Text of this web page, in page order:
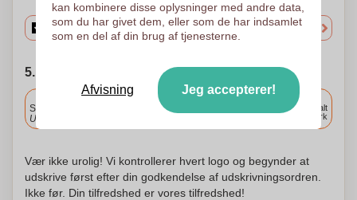
5. Vælg forsendelsesdato
Inkluderet
Standard levering
Upload og godkend dine filer i morgen før 9:30.
Levering overalt
i Danmark
Vær ikke urolig! Vi kontrollerer hvert logo og begynder at
udskrive først efter din godkendelse af udskrivningsordren.
Ikke før. Din tilfredshed er vores tilfredshed!
kan kombinere disse oplysninger med andre data,
som du har givet dem, eller som de har indsamlet
som en del af din brug af tjenesterne.
Afvisning Jeg accepterer!